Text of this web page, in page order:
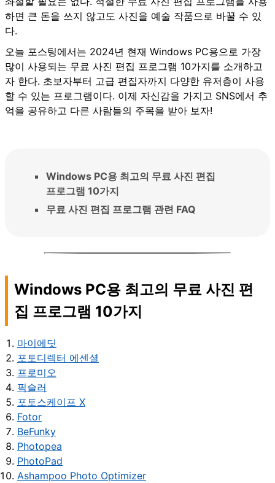
하면 큰 돈을 쓰지 않고도 사진을 예술 작품으로 바꿀 수 있
다.
오늘 포스팅에서는 2024년 현재 Windows PC용으로 가장
많이 사용되는 무료 사진 편집 프로그램 10가지를 소개하고
자 한다. 초보자부터 고급 편집자까지 다양한 유저층이 사용
할 수 있는 프로그램이다. 이제 자신감을 가지고 SNS에서 추
억을 공유하고 다른 사람들의 주목을 받아 보자!
Windows PC용 최고의 무료 사진 편집
프로그램 10가지
무료 사진 편집 프로그램 관련 FAQ
Windows PC용 최고의 무료 사진 편
집 프로그램 10가지
마이에딧
포토디렉터 에센셜
프로미오
픽슬러
포토스케이프 X
Fotor
BeFunky
Photopea
PhotoPad
Ashampoo Photo Optimizer